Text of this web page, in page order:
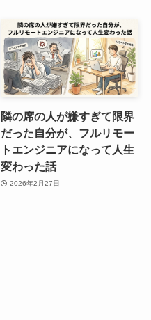
隣の席の人が嫌すぎて限界
だった自分が、フルリモー
トエンジニアになって人生
変わった話
2026年2月27日